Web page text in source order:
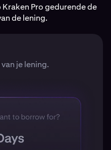
Pro gedurende de
de lening.
je lening.